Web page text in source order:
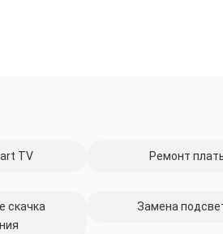
TV
скачка
Ремонт
Замена